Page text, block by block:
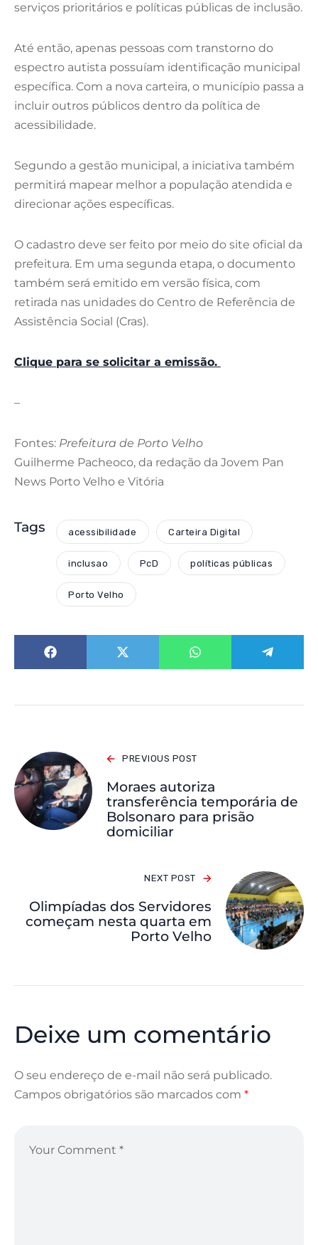
serviços prioritários e políticas públicas de inclusão.
Até então, apenas pessoas com transtorno do
espectro autista possuíam identificação municipal
específica. Com a nova carteira, o município passa a
incluir outros públicos dentro da política de
acessibilidade.
Segundo a gestão municipal, a iniciativa também
permitirá mapear melhor a população atendida e
direcionar ações específicas.
O cadastro deve ser feito por meio do site oficial da
prefeitura. Em uma segunda etapa, o documento
também será emitido em versão física, com
retirada nas unidades do Centro de Referência de
Assistência Social (Cras).
Clique para se solicitar a emissão.
–
Fontes: Prefeitura de Porto Velho
Guilherme Pacheoco, da redação da Jovem Pan
News Porto Velho e Vitória
Tags acessibilidade Carteira Digital
inclusao PcD políticas públicas
Porto Velho
PREVIOUS POST
Moraes autoriza
transferência temporária de
Bolsonaro para prisão
domiciliar
NEXT POST
Olimpíadas dos Servidores
começam nesta quarta em
Porto Velho
Deixe um comentário
O seu endereço de e-mail não será publicado.
Campos obrigatórios são marcados com *